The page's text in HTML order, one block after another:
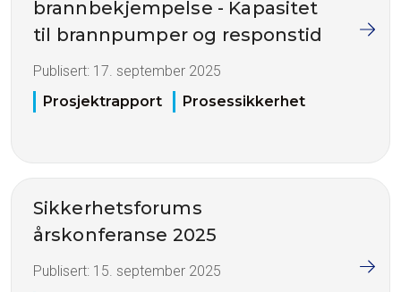
brannbekjempelse - Kapasitet
til brannpumper og responstid
Publisert: 17. september 2025
Prosjektrapport
Prosessikkerhet
Sikkerhetsforums
årskonferanse 2025
Publisert: 15. september 2025